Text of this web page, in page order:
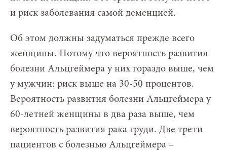
и риск заболевания самой деменцией.
Об этом должны задуматься прежде всего
женщины. Потому что вероятность развития
болезни Альцгеймера у них гораздо выше, чем
у мужчин: риск выше на 30-50 процентов.
Вероятность развития болезни Альцгеймера у
60-летней женщины в два раза выше, чем
вероятность развития рака груди. Две трети
пациентов с болезнью Альцгеймера –